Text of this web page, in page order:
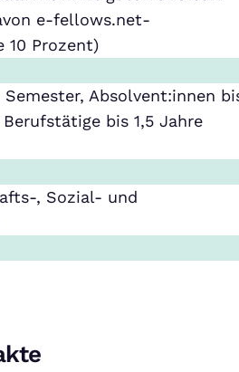
e-fellows.net-
10 Prozent)
Absolvent:innen
bis 1,5 Jahre
, Sozial- und